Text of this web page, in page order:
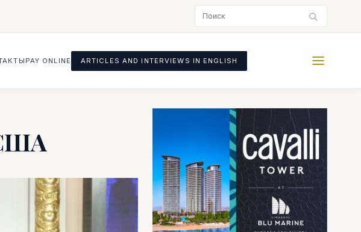
PAY ONLINE ARTICLES AND INTERVIEWS IN ENGLISH